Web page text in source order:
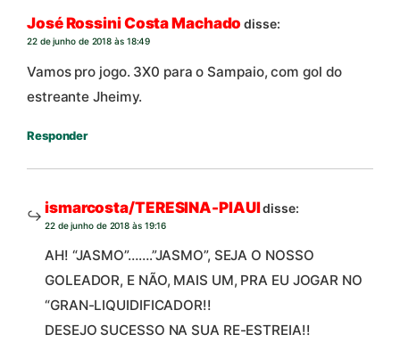
José Rossini Costa Machado disse:
22 de junho de 2018 às 18:49
Vamos pro jogo. 3X0 para o Sampaio, com gol do
estreante Jheimy.
Responder
ismarcosta/TERESINA-PIAUIdisse:
22 de junho de 2018 às 19:16
AH! “JASMO”…….”JASMO”, SEJA O NOSSO
GOLEADOR, E NÃO, MAIS UM, PRA EU JOGAR NO
“GRAN-LIQUIDIFICADOR!!
DESEJO SUCESSO NA SUA RE-ESTREIA!!